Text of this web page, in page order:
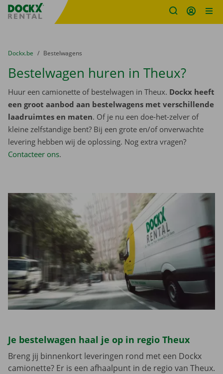
Fratello DEMO
U bevindt zich hier:
van
Dockx.be naar
Bestelwagens
Bestelwagen huren in Theux?
Huur een camionette of bestelwagen in Theux. Dockx heeft
een groot aanbod aan bestelwagens met verschillende
laadruimtes en maten. Of je nu een doe-het-zelver of
kleine zelfstandige bent? Bij een grote en/of onverwachte
levering hebben wij de oplossing. Nog extra vragen?
Contacteer ons.
Je bestelwagen haal je op in regio Theux
Breng jij binnenkort leveringen rond met een Dockx
camionette? Er is een afhaalpunt in de regio van Theux.